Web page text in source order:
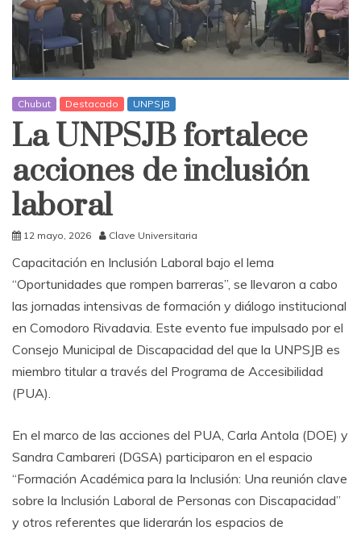
Chubut Destacado UNPSJB
La UNPSJB fortalece
acciones de inclusión
laboral
12 mayo, 2026 Clave Universitaria
Capacitación en Inclusión Laboral bajo el lema
“Oportunidades que rompen barreras”, se llevaron a cabo
las jornadas intensivas de formación y diálogo institucional
en Comodoro Rivadavia. Este evento fue impulsado por el
Consejo Municipal de Discapacidad del que la UNPSJB es
miembro titular a través del Programa de Accesibilidad
(PUA).
En el marco de las acciones del PUA, Carla Antola (DOE) y
Sandra Cambareri (DGSA) participaron en el espacio
“Formación Académica para la Inclusión: Una reunión clave
sobre la Inclusión Laboral de Personas con Discapacidad”
y otros referentes que liderarán los espacios de